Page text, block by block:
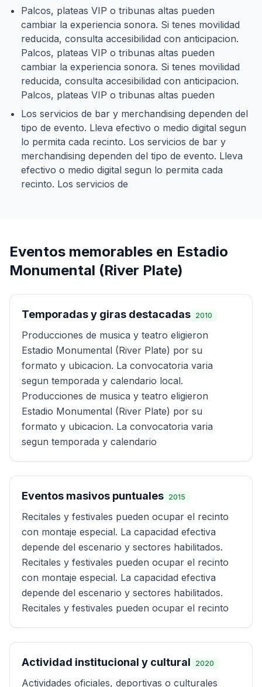
Palcos, plateas VIP o tribunas altas pueden
cambiar la experiencia sonora. Si tenes movilidad
reducida, consulta accesibilidad con anticipacion.
Palcos, plateas VIP o tribunas altas pueden
cambiar la experiencia sonora. Si tenes movilidad
reducida, consulta accesibilidad con anticipacion.
Palcos, plateas VIP o tribunas altas pueden
Los servicios de bar y merchandising dependen del
tipo de evento. Lleva efectivo o medio digital segun
lo permita cada recinto. Los servicios de bar y
merchandising dependen del tipo de evento. Lleva
efectivo o medio digital segun lo permita cada
recinto. Los servicios de
Eventos memorables en Estadio
Monumental (River Plate)
Temporadas y giras destacadas 2010
Producciones de musica y teatro eligieron
Estadio Monumental (River Plate) por su
formato y ubicacion. La convocatoria varia
segun temporada y calendario local.
Producciones de musica y teatro eligieron
Estadio Monumental (River Plate) por su
formato y ubicacion. La convocatoria varia
segun temporada y calendario
Eventos masivos puntuales 2015
Recitales y festivales pueden ocupar el recinto
con montaje especial. La capacidad efectiva
depende del escenario y sectores habilitados.
Recitales y festivales pueden ocupar el recinto
con montaje especial. La capacidad efectiva
depende del escenario y sectores habilitados.
Recitales y festivales pueden ocupar el recinto
Actividad institucional y cultural 2020
Actividades oficiales, deportivas o culturales